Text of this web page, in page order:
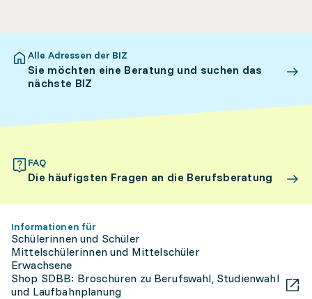
Alle Adressen der BIZ
Sie möchten eine Beratung und suchen das
nächste BIZ
FAQ
Die häufigsten Fragen an die Berufsberatung
Informationen für
Schülerinnen und Schüler
Mittelschülerinnen und Mittelschüler
Erwachsene
Shop SDBB: Broschüren zu Berufswahl, Studienwahl
und Laufbahnplanung